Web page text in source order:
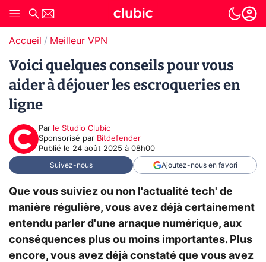
Accueil Meilleur VPN
Voici quelques conseils pour vous
aider à déjouer les escroqueries en
ligne
Par le Studio Clubic
sponsorisé par Bitdefender
Publié le 24 août 2025 à 08h00
Suivez-nous Ajoutez-nous en favori
Que vous suiviez ou non l'actualité tech' de
manière régulière, vous avez déjà certainement
entendu parler d'une arnaque numérique, aux
conséquences plus ou moins importantes. Plus
encore, vous avez déjà constaté que vous avez